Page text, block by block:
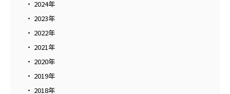
2024年
2023年
2022年
2021年
2020年
2019年
2018年